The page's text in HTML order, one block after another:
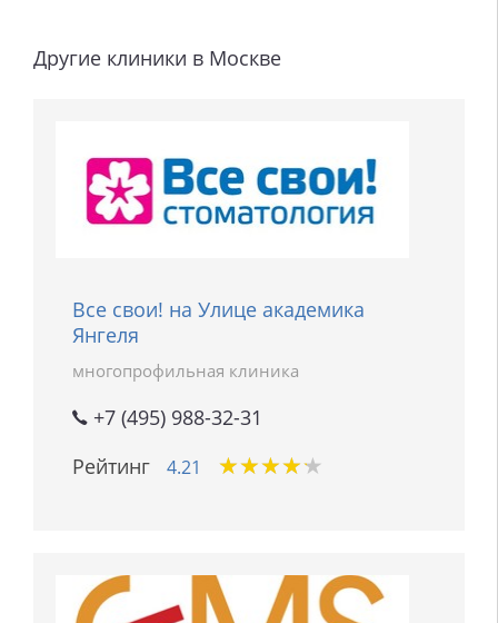
Другие клиники в Москве
Все свои! на Улице академика
Янгеля
многопрофильная клиника
+7 (495) 988-32-31
Рейтинг
4.21 ★★★★★
★★★★★